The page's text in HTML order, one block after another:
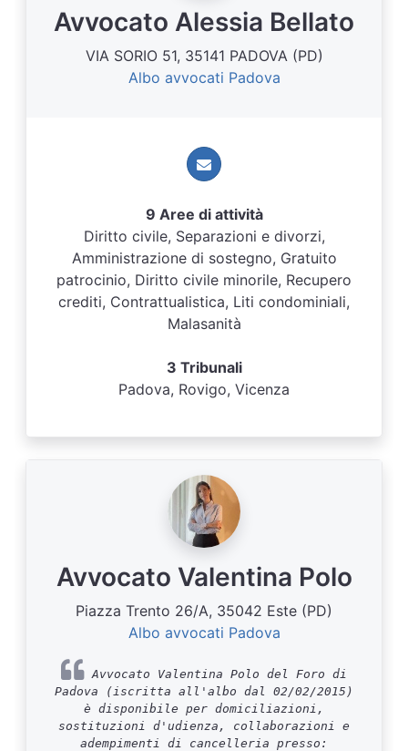
Avvocato Alessia Bellato
VIA SORIO 51, 35141 PADOVA (PD)
Albo avvocati Padova
9 Aree di attività
Diritto civile, Separazioni e divorzi,
Amministrazione di sostegno, Gratuito
patrocinio, Diritto civile minorile, Recupero
crediti, Contrattualistica, Liti condominiali,
Malasanità
3 Tribunali
Padova, Rovigo, Vicenza
Avvocato Valentina Polo
Piazza Trento 26/A, 35042 Este (PD)
Albo avvocati Padova
Avvocato Valentina Polo del Foro di
Padova (iscritta all'albo dal 02/02/2015)
è disponibile per domiciliazioni,
sostituzioni d'udienza, collaborazioni e
adempimenti di cancelleria presso: